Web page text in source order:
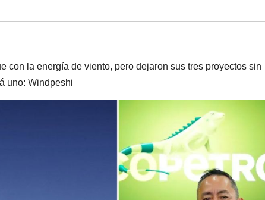
con la energía de viento, pero dejaron sus tres proyectos sin
uno: Windpeshi